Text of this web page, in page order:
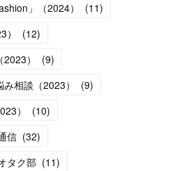
」（2024）
(11)
(12)
）
(9)
相談（2023）
(9)
）
(10)
信 (32)
タク部 (11)